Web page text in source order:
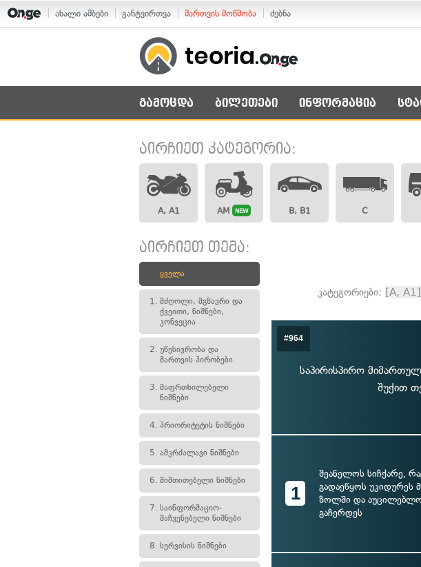
ახალი ამბები განტვირთვა მართვის მოწმობა ძებნა
გამოცდა ბილეთები ინფორმაცია
აირჩიეთ კატეგორია:
A, A1 AM NEW B, B1 C
აირჩიეთ თემა:
ყველა
1. მძღოლი, მგზავრი და
ქვეითი, ნიშნები,
კონვეცია
2. უწესივრობა და
მართვის პირობები
3. მაფრთხილებელი
ნიშნები
4. პრიორიტეტის ნიშნები
5. ამკრძალავი ნიშნები
6. მიმთითებელი ნიშნები
7. საინფორმაციო-
მაჩვენებელი ნიშნები
8. სერვისის ნიშნები
კატეგორიები: [A, A1]
#964
საპირისპირო
შუქით
1
შეანელოს სიჩქარე,
გადაეწყოს უკიდურეს
ზოლში და
გაჩერდეს